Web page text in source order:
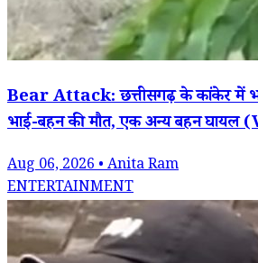
Bear Attack: छत्तीसगढ़ के कांकेर में
भाई-बहन की मौत, एक अन्य बहन
Aug 06, 2026 • Anita Ram
ENTERTAINMENT